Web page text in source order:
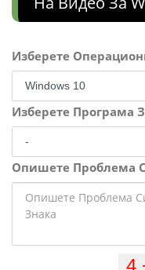
Изберете
Изберете Програма
Опишете Проблема